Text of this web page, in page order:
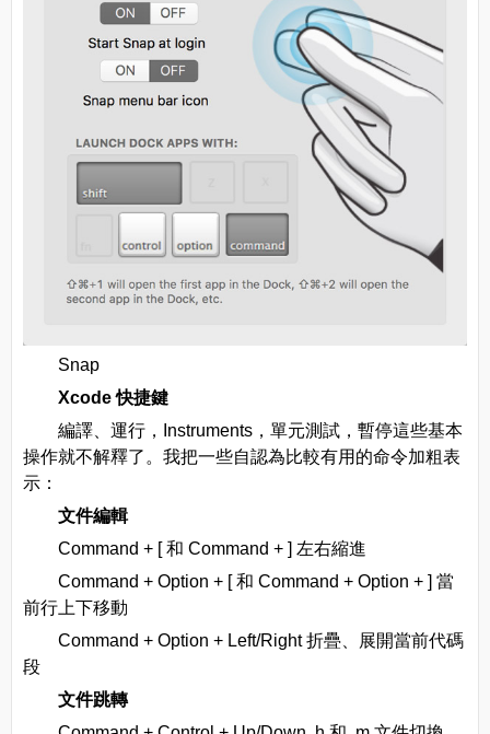
Snap
Xcode 快捷鍵
編譯、運行，Instruments，單元測試，暫停這些基本
操作就不解釋了。我把一些自認為比較有用的命令加粗表
示：
文件編輯
Command + [ 和 Command + ] 左右縮進
Command + Option + [ 和 Command + Option + ] 當
前行上下移動
Command + Option + Left/Right 折疊、展開當前代碼
段
文件跳轉